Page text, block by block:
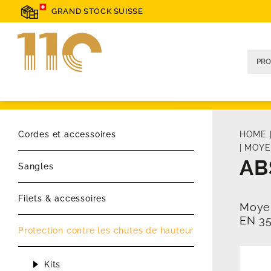
GRAND STOCK SUISSE
Cordes et accessoires
Sangles
Filets & accessoires
Protection contre les chutes de hauteur
Kits
HOME
EN